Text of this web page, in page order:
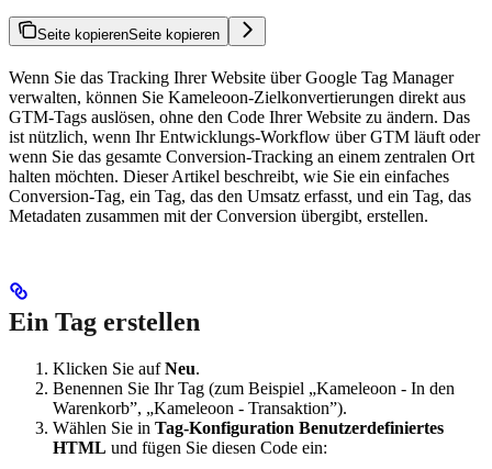
Seite kopierenSeite kopieren
Wenn Sie das Tracking Ihrer Website über Google Tag Manager
verwalten, können Sie Kameleoon-Zielkonvertierungen direkt aus
GTM-Tags auslösen, ohne den Code Ihrer Website zu ändern. Das
ist nützlich, wenn Ihr Entwicklungs-Workflow über GTM läuft oder
wenn Sie das gesamte Conversion-Tracking an einem zentralen Ort
halten möchten. Dieser Artikel beschreibt, wie Sie ein einfaches
Conversion-Tag, ein Tag, das den Umsatz erfasst, und ein Tag, das
Metadaten zusammen mit der Conversion übergibt, erstellen.
Ein Tag erstellen
Klicken Sie aufNeu.
Benennen Sie Ihr Tag (zum Beispiel „Kameleoon - In den
Warenkorb”, „Kameleoon - Transaktion”).
Wählen Sie in Tag-Konfiguration Benutzerdefiniertes
HTML und fügen Sie diesen Code ein: